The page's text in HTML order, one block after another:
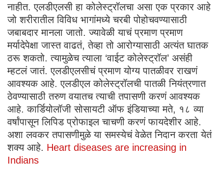
नाहीत. एलडीएलसी हा कोलेस्ट्रॉलचा असा एक प्रकार आहे
जो शरीरातील विविध भागांमध्ये चरबी पोहोचवण्यासाठी
जबाबदार मानला जातो. ज्यावेळी याचं प्रमाण प्रमाण
मर्यादेपेक्षा जास्त वाढतं, तेव्हा तो आरोग्यासाठी अत्यंत घातक
ठरू शकतो. त्यामुळेच त्याला ‘वाईट कोलेस्ट्रॉल’ असंही
म्हटलं जातं. एलडीएलसीचं प्रमाण योग्य पातळीवर राखणं
आवश्यक आहे. एलडीएल कोलेस्ट्रॉलची पातळी नियंत्रणात
ठेवण्यासाठी तरुण वयातच त्याची तपासणी करणं आवश्यक
आहे. कार्डियोलॉजी सोसायटी ऑफ इंडियाच्या मते, १८ व्या
वर्षांपासून लिपिड प्रोफाइल चाचणी करणं फायदेशीर आहे.
अशा लवकर तपासणीमुळे या समस्येचं वेळेत निदान करता येतं
शक्य आहे. Heart diseases are increasing in
Indians